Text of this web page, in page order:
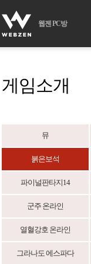
웹젠 PC방
게임소개
뮤
붉은보석
파이널판타지14
군주 온라인
열혈강호 온라인
그라나도 에스파다